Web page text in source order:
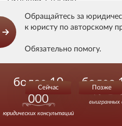
Нарушение авторских
На торговую точку принесли
Обращайтесь за
к юристу по авторскому
Обязательно помогу.
Сейчас Позже
более 10
000
юридических консультаций
более
выигранных